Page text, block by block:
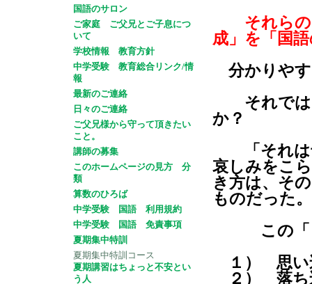
国語のサロン
ご家庭 ご父兄とご子息につ
いて
学校情報 教育方針
中学受験 教育総合リンク/情
報
最新のご連絡
日々のご連絡
ご父兄様から守って頂きたい
こと。
講師の募集
このホームページの見方 分
類
算数のひろば
中学受験 国語 利用規約
中学受験 国語 免責事項
夏期集中特訓
夏期集中特訓コース
夏期講習はちょっと不安とい
う人
それら
成」を「国
分かりや
それでは
か？
「それは
哀しみをこ
き方は、そ
ものだった
この「 」
１） 思い
２） 落ち